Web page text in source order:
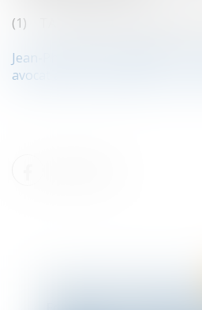
(1) TA Strasbourg 2 septembre
Jean-Philippe LACHAUME,
avocat associé spécialisé en